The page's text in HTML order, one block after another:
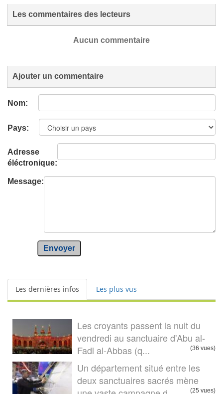
Les commentaires des lecteurs
Aucun commentaire
Ajouter un commentaire
Nom:
Pays:
Adresse
éléctronique:
Message:
Envoyer
Les dernières infos Les plus vus
Les croyants passent la nuit du
vendredi au sanctuaire d'Abu al-
Fadl al-Abbas (q...
(36 vues)
Un département situé entre les
deux sanctuaires sacrés mène
(25 vues)